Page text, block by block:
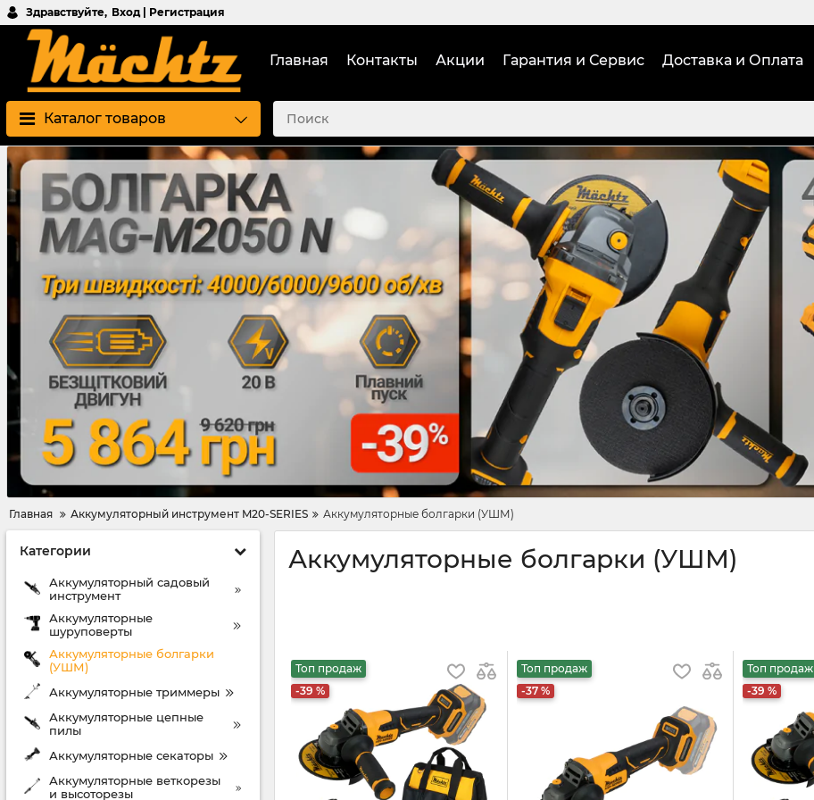
Здравствуйте, Вход | Регистрация
Главная Контакты Акции Гарантия и Сервис Доставка и Оплата
Каталог товаров
Главная Аккумуляторный инструмент M20-SERIES Аккумуляторные болгарки (УШМ)
Категории
Аккумуляторный садовый
инструмент
Аккумуляторные
шуруповерты
Аккумуляторные болгарки
(УШМ)
Аккумуляторные триммеры
Аккумуляторные цепные
пилы
Аккумуляторные секаторы
Аккумуляторные веткорезы
и высоторезы
Аккумуляторные болгарки (УШМ)
Топ продаж
-39 %
Топ продаж
-37 %
Топ продаж
-39 %